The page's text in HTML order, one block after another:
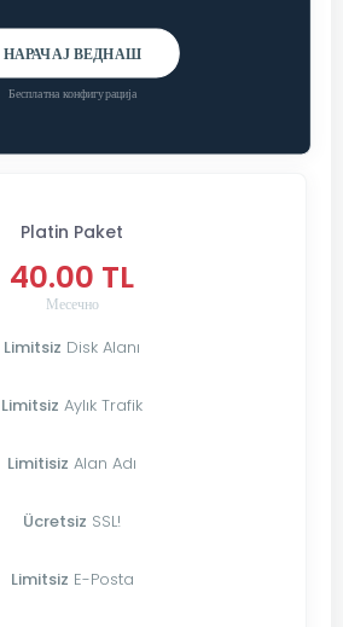
НАРАЧАЈ ВЕДНАШ
Бесплатна конфигурација
Platin Paket
40.00 TL
Месечно
Limitsiz Disk Alanı
Limitsiz Aylık Trafik
Limitisiz Alan Adı
Ücretsiz SSL!
Limitsiz E-Posta